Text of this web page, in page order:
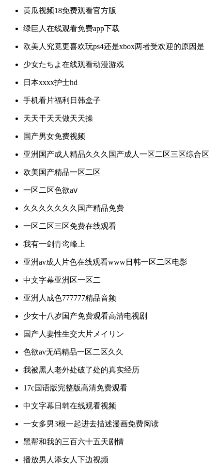
黄瓜视频18免费观看官方版
绿巨人在线观看免费app下载
欧美人究竟更喜欢玩ps4还是xbox两者受欢迎的原因是
少女たちよ在线观看动漫游戏
日本xxxx护士hd
手机看片福利日韩盒子
天天干天天做天天操
国产男女免费视频
亚洲国产成人精品久久久国产成人一区二区三区综合区
欧美国产精品一区二区
一区二区色欲aⅴ
久久久久久久久国产精品免费
一区二区三区免费在线观看
我有一剑青鸾峰上
亚洲av成人片色在线观看www日韩一区二区电影
中文字幕亚洲区一区二
亚洲人成色777777精品音频
少女十八岁国产免费观看高清电视剧
国产人妻性生交大片メイリン
色欲av无码精品一区二区久久
我被黑人老外处破了处的真实经历
17c国语版完整版高清免费观看
中文字幕日韩在线观看视频
一女多男3根一起进去描述漫画免费阅读
黑帮和我的三百六十五天剧情
播放男人添女人下边视频